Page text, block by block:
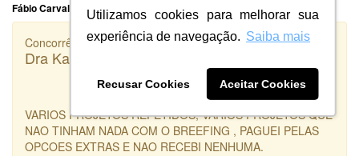
Utilizamos cookies para melhorar sua
experiência de navegação. Saiba mais
Recusar Cookies Aceitar Cookies
Fábio Carvalho Siano
Concorrência
Dra Karoline Rocha
VARIOS PROJETOS REPETIDOS, VARIOS PROJETOS QUE
NAO TINHAM NADA COM O BREEFING , PAGUEI PELAS
OPCOES EXTRAS E NAO RECEBI NENHUMA.